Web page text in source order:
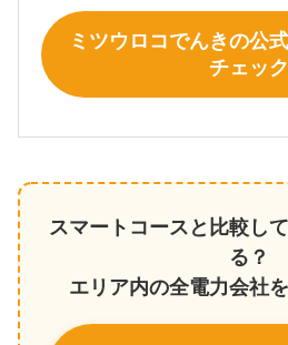
ミツウロコでんきの公
チェック
スマートコースと比較し
る？
エリア内の全電力会社